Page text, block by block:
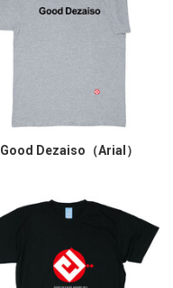
Good Dezaiso（Arial）